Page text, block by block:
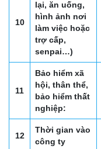
10
lại, ăn uống,
hình ảnh nơi
làm việc hoặc
trợ cấp,
senpai…)
11
Bảo hiểm xã
hội, thân thể,
bảo hiểm thất
nghiệp:
12
Thời gian vào
công ty